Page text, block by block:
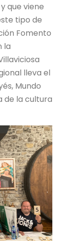
que viene
tipo de
Fomento
la
lleva el
Mundo
de la cultura